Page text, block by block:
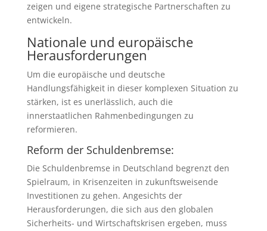
zeigen und eigene strategische Partnerschaften zu
entwickeln.
Nationale und europäische
Herausforderungen
Um die europäische und deutsche
Handlungsfähigkeit in dieser komplexen Situation zu
stärken, ist es unerlässlich, auch die
innerstaatlichen Rahmenbedingungen zu
reformieren.
Reform der Schuldenbremse:
Die Schuldenbremse in Deutschland begrenzt den
Spielraum, in Krisenzeiten in zukunftsweisende
Investitionen zu gehen. Angesichts der
Herausforderungen, die sich aus den globalen
Sicherheits- und Wirtschaftskrisen ergeben, muss